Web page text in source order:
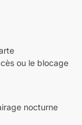
ou le blocage
nocturne